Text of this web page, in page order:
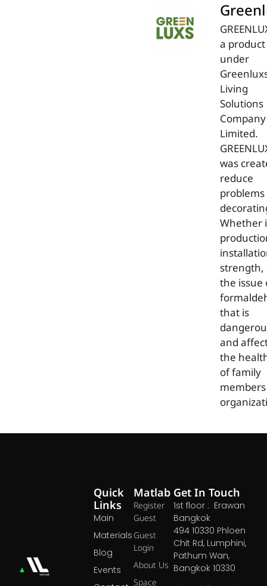
a product
under
Living
Solutions
Company
Limited.
was
reduce
Whether
strength,
the issue
that is
and
the
of family
Matlab
Register
Guest
Guest
Login
About Us
Space
Quick
Links
Main
Materials
Blog
Events
Get In Touch
1st floor : Erawan
Bangkok
494 10330 Phloen
Chit Rd, Lumphini,
Pathum Wan,
Bangkok 10330